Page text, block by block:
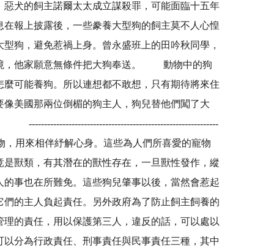
犬的飼主諾爾太太成立謀殺罪，可能面臨十五年
報上披露後，一些豢養大型狗的飼主莫不人心惶
狗，避免惹禍上身。曾永盛班上的田吟秋同學，
境，他家願意無條件把大狗奉送。 動物中的狗
可能養狗。所以連想都不敢想，只有期待將來住
美國那兩位倒楣的狗主人，狗兒替他們闖了大
用來相伴紓解心身。這些為人們所喜愛的寵物
獸類，有其潛在的獸性存在，一旦獸性發作，縱
事也在所難免。這些狗兒肇事以後，當然會惹起
的主人負起責任。另外政府為了防止飼主飼養的
的責任，用以保護第三人，違反的話，可以處以
分為行政責任、刑事責任與民事責任三種，其中